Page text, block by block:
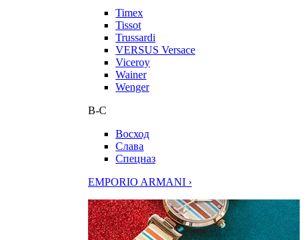
Timex
Tissot
Trussardi
VERSUS Versace
Viceroy
Wainer
Wenger
В-С
Восход
Слава
Спецназ
EMPORIO ARMANI ›